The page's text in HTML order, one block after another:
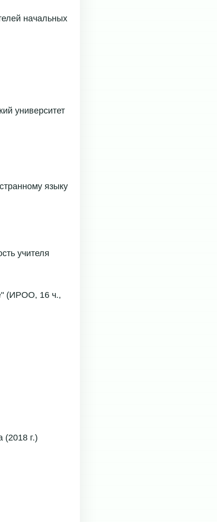
начальных
университет
языку
учителя
(ИРОО, 16 ч.,
(2018 г.)